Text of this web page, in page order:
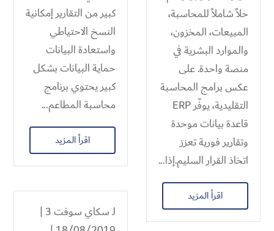
كبير من التقارير إمكانية
النسخ الاحتياطي
واستعادة البيانات
حماية البيانات بشكل
كبير يحتوي برنامج
محاسبة المطاعم...
اقرأ المزيد
حلاً شاملاً للمحاسبة،
المبيعات، المخزون،
والموارد البشرية في
منصة واحدة. على
عكس برامج المحاسبة
التقليدية، يوفّر ERP
قاعدة بيانات موحدة
وتقارير فورية تعزز
اتخاذ القرار السليم.إذا...
اقرأ المزيد
لـسكاي سوفت 3
|